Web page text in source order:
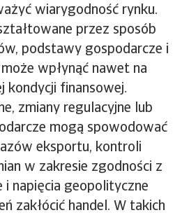
wiarygodność rynku.
przez sposób
podstawy gospodarcze i
wpłynąć nawet na
kondycji finansowej.
zmiany regulacyjne lub
mogą spowodować
eksportu, kontroli
w zakresie zgodności z
i napięcia geopolityczne
zakłócić handel. W takich